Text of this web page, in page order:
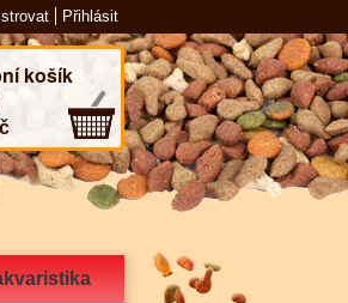
Přihlásit
košík